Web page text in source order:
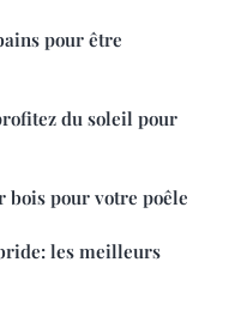
pour être
du soleil pour
pour votre poêle
les meilleurs